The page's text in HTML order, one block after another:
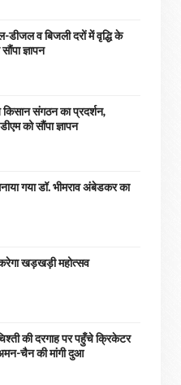
डीजल व बिजली दरों में वृद्धि के
ज्ञापन
संगठन का प्रदर्शन,
को सौंपा ज्ञापन
गया डॉ. भीमराव अंबेडकर का
खड़खड़ी महोत्सव
की दरगाह पर पहुँचे क्रिकेटर
चैन की मांगी दुआ